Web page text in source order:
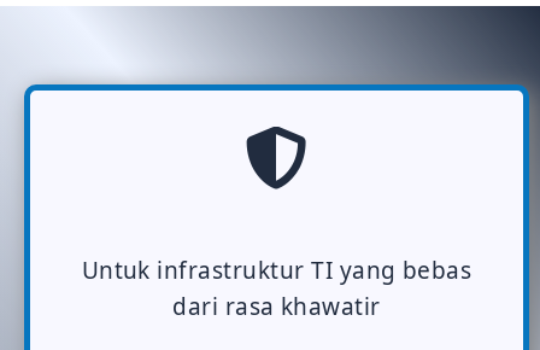
Untuk infrastruktur TI yang bebas
dari rasa khawatir